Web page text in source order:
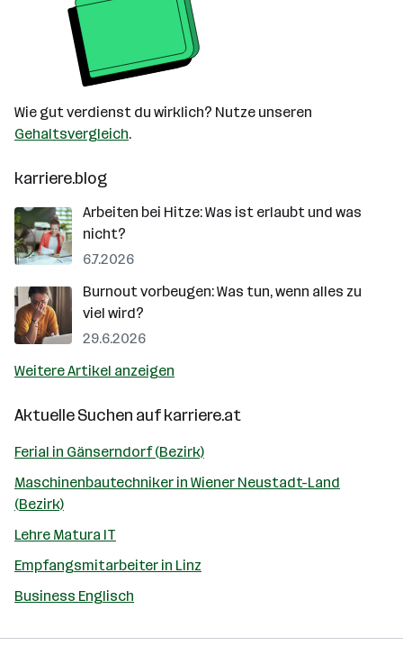
Wie gut verdienst du wirklich? Nutze unseren
Gehaltsvergleich.
karriere.blog
Arbeiten bei Hitze: Was ist erlaubt und was
nicht?
6.7.2026
Burnout vorbeugen: Was tun, wenn alles zu
viel wird?
29.6.2026
Weitere Artikel anzeigen
Aktuelle Suchen aufkarriere.at
Ferial in Gänserndorf (Bezirk)
Maschinenbautechniker in Wiener Neustadt-Land
(Bezirk)
Lehre Matura IT
Empfangsmitarbeiter in Linz
Business Englisch